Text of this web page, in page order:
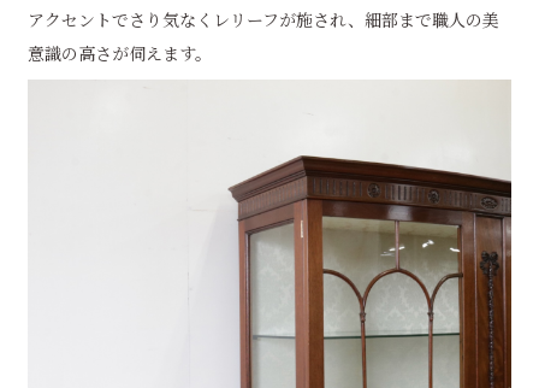
アクセントでさり気なくレリーフが施され、細部まで職人の美
意識の高さが伺えます。